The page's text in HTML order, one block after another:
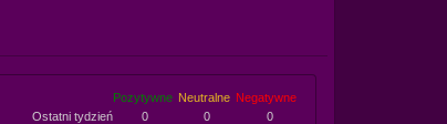
Pozytywne Neutralne Negatywne
Ostatni tydzień
0 0
0